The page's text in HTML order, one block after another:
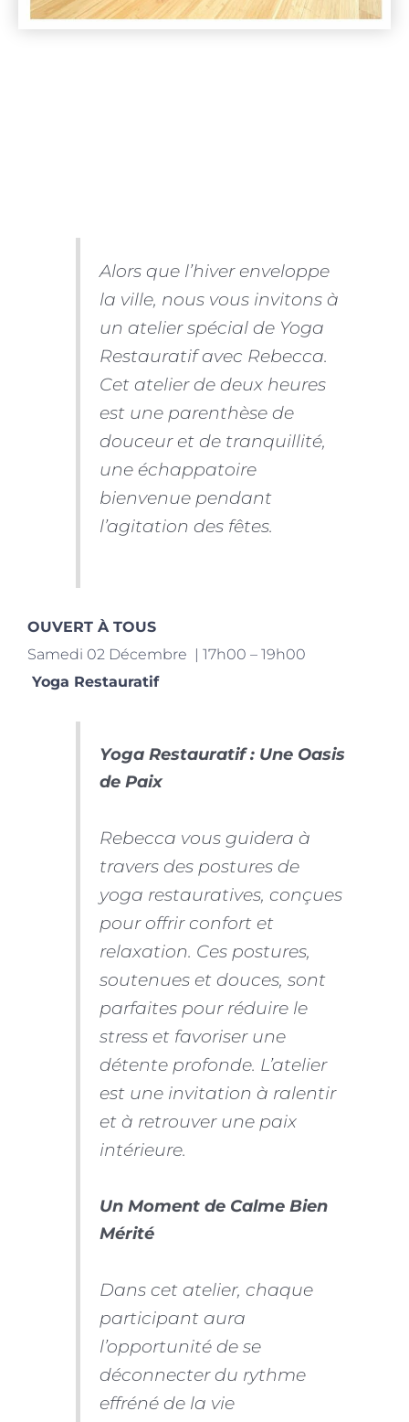
Alors que l’hiver enveloppe
la ville, nous vous invitons à
un atelier spécial de Yoga
Restauratif avec Rebecca.
Cet atelier de deux heures
est une parenthèse de
douceur et de tranquillité,
une échappatoire
bienvenue pendant
l’agitation des fêtes.
OUVERT À TOUS
Samedi 02 Décembre | 17h00 – 19h00
Yoga Restauratif
Yoga Restauratif : Une Oasis
de Paix
Rebecca vous guidera à
travers des postures de
yoga restauratives, conçues
pour offrir confort et
relaxation. Ces postures,
soutenues et douces, sont
parfaites pour réduire le
stress et favoriser une
détente profonde. L’atelier
est une invitation à ralentir
et à retrouver une paix
intérieure.
Un Moment de Calme Bien
Mérité
Dans cet atelier, chaque
participant aura
l’opportunité de se
déconnecter du rythme
effréné de la vie